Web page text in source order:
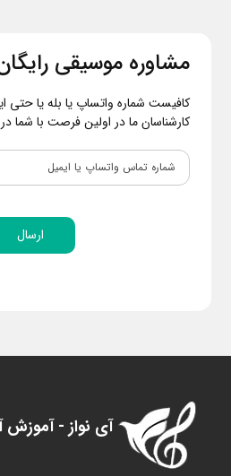
مشاوره موسیقی
کافیست شماره واتساپ یا بله یا حتی
کارشناسان ما در اولین فرصت با شما
ارسال
آی نواز - آموزش